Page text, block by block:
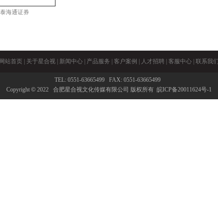
海通证券
网站首页 关于星合视 新闻中心 产品服务 客户案例 人才招聘 客服中心 联系我
TEL: 0551-63665499 FAX: 0551-63665499
Copyright © 2022 合肥星合视文化传媒有限公司 版权所有 皖ICP备20011624号-1